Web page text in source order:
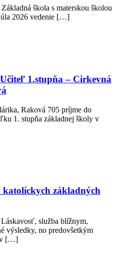
škola s materskou školou
2026 vedenie […]
1.stupňa – Cirkevná
Raková 705 príjme do
1. stupňa základnej školy v
katolíckych základných
služba blížnym,
výsledky, no predovšetkým
v […]